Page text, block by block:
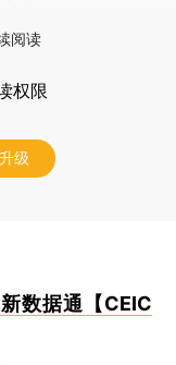
阅读
权限
级
数据通【CEIC